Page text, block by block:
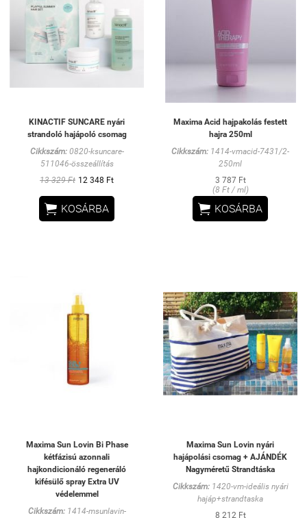
KINACTIF SUNCARE nyári
strandoló hajápoló csomag
Cikkszám:0820-ksuncare-
511046-összeállítás
13 329 Ft 12 348 Ft
 KOSÁRBA
Maxima Acid hajpakolás festett
hajra 250ml
Cikkszám: 1414-vmacid-7431/2-
250ml
3 787 Ft
(8 Ft / ml)
 KOSÁRBA
Maxima Sun Lovin Bi Phase
kétfázisú azonnali
hajkondicionáló regeneráló
kifésülő spray Extra UV
védelemmel
Cikkszám:1414-msunlavin-
Maxima Sun Lovin nyári
hajápolási csomag + AJÁNDÉK
Nagyméretű Strandtáska
Cikkszám:1420-vm-ideális nyári
hajáp+strandtaska
8 212 Ft